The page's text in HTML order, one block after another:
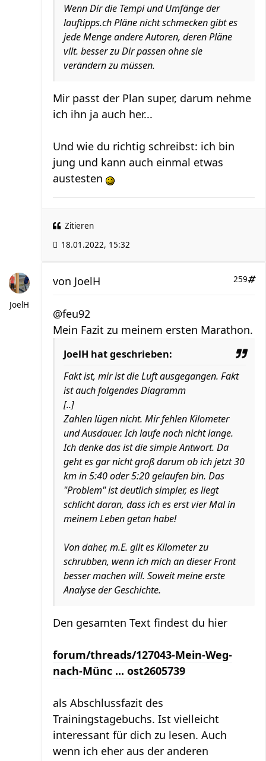
Wenn Dir die Tempi und Umfänge der
lauftipps.ch Pläne nicht schmecken gibt es
jede Menge andere Autoren, deren Pläne
vllt. besser zu Dir passen ohne sie
verändern zu müssen.
Mir passt der Plan super, darum nehme
ich ihn ja auch her...
Und wie du richtig schreibst: ich bin
jung und kann auch einmal etwas
austesten
Zitieren
18.01.2022, 15:32
JoelH
259
von JoelH
@feu92
Mein Fazit zu meinem ersten Marathon.
JoelH hat geschrieben:
Fakt ist, mir ist die Luft ausgegangen. Fakt
ist auch folgendes Diagramm
[..]
Zahlen lügen nicht. Mir fehlen Kilometer
und Ausdauer. Ich laufe noch nicht lange.
Ich denke das ist die simple Antwort. Da
geht es gar nicht groß darum ob ich jetzt 30
km in 5:40 oder 5:20 gelaufen bin. Das
"Problem" ist deutlich simpler, es liegt
schlicht daran, dass ich es erst vier Mal in
meinem Leben getan habe!
Von daher, m.E. gilt es Kilometer zu
schrubben, wenn ich mich an dieser Front
besser machen will. Soweit meine erste
Analyse der Geschichte.
Den gesamten Text findest du hier
forum/threads/127043-Mein-Weg-
nach-Münc ... ost2605739
als Abschlussfazit des
Trainingstagebuchs. Ist vielleicht
interessant für dich zu lesen. Auch
wenn ich eher aus der anderen